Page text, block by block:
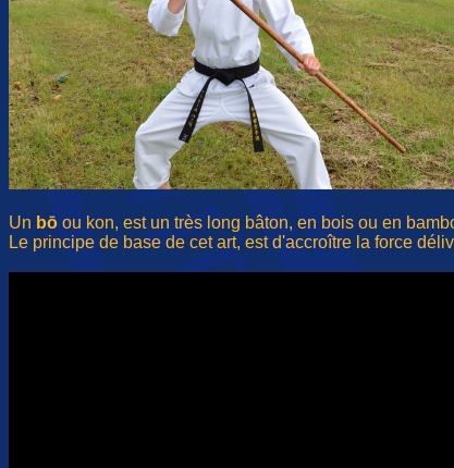
Un bō ou kon, est un très long bâton, en bois ou en
Le principe de base de cet art, est d'accroître la force